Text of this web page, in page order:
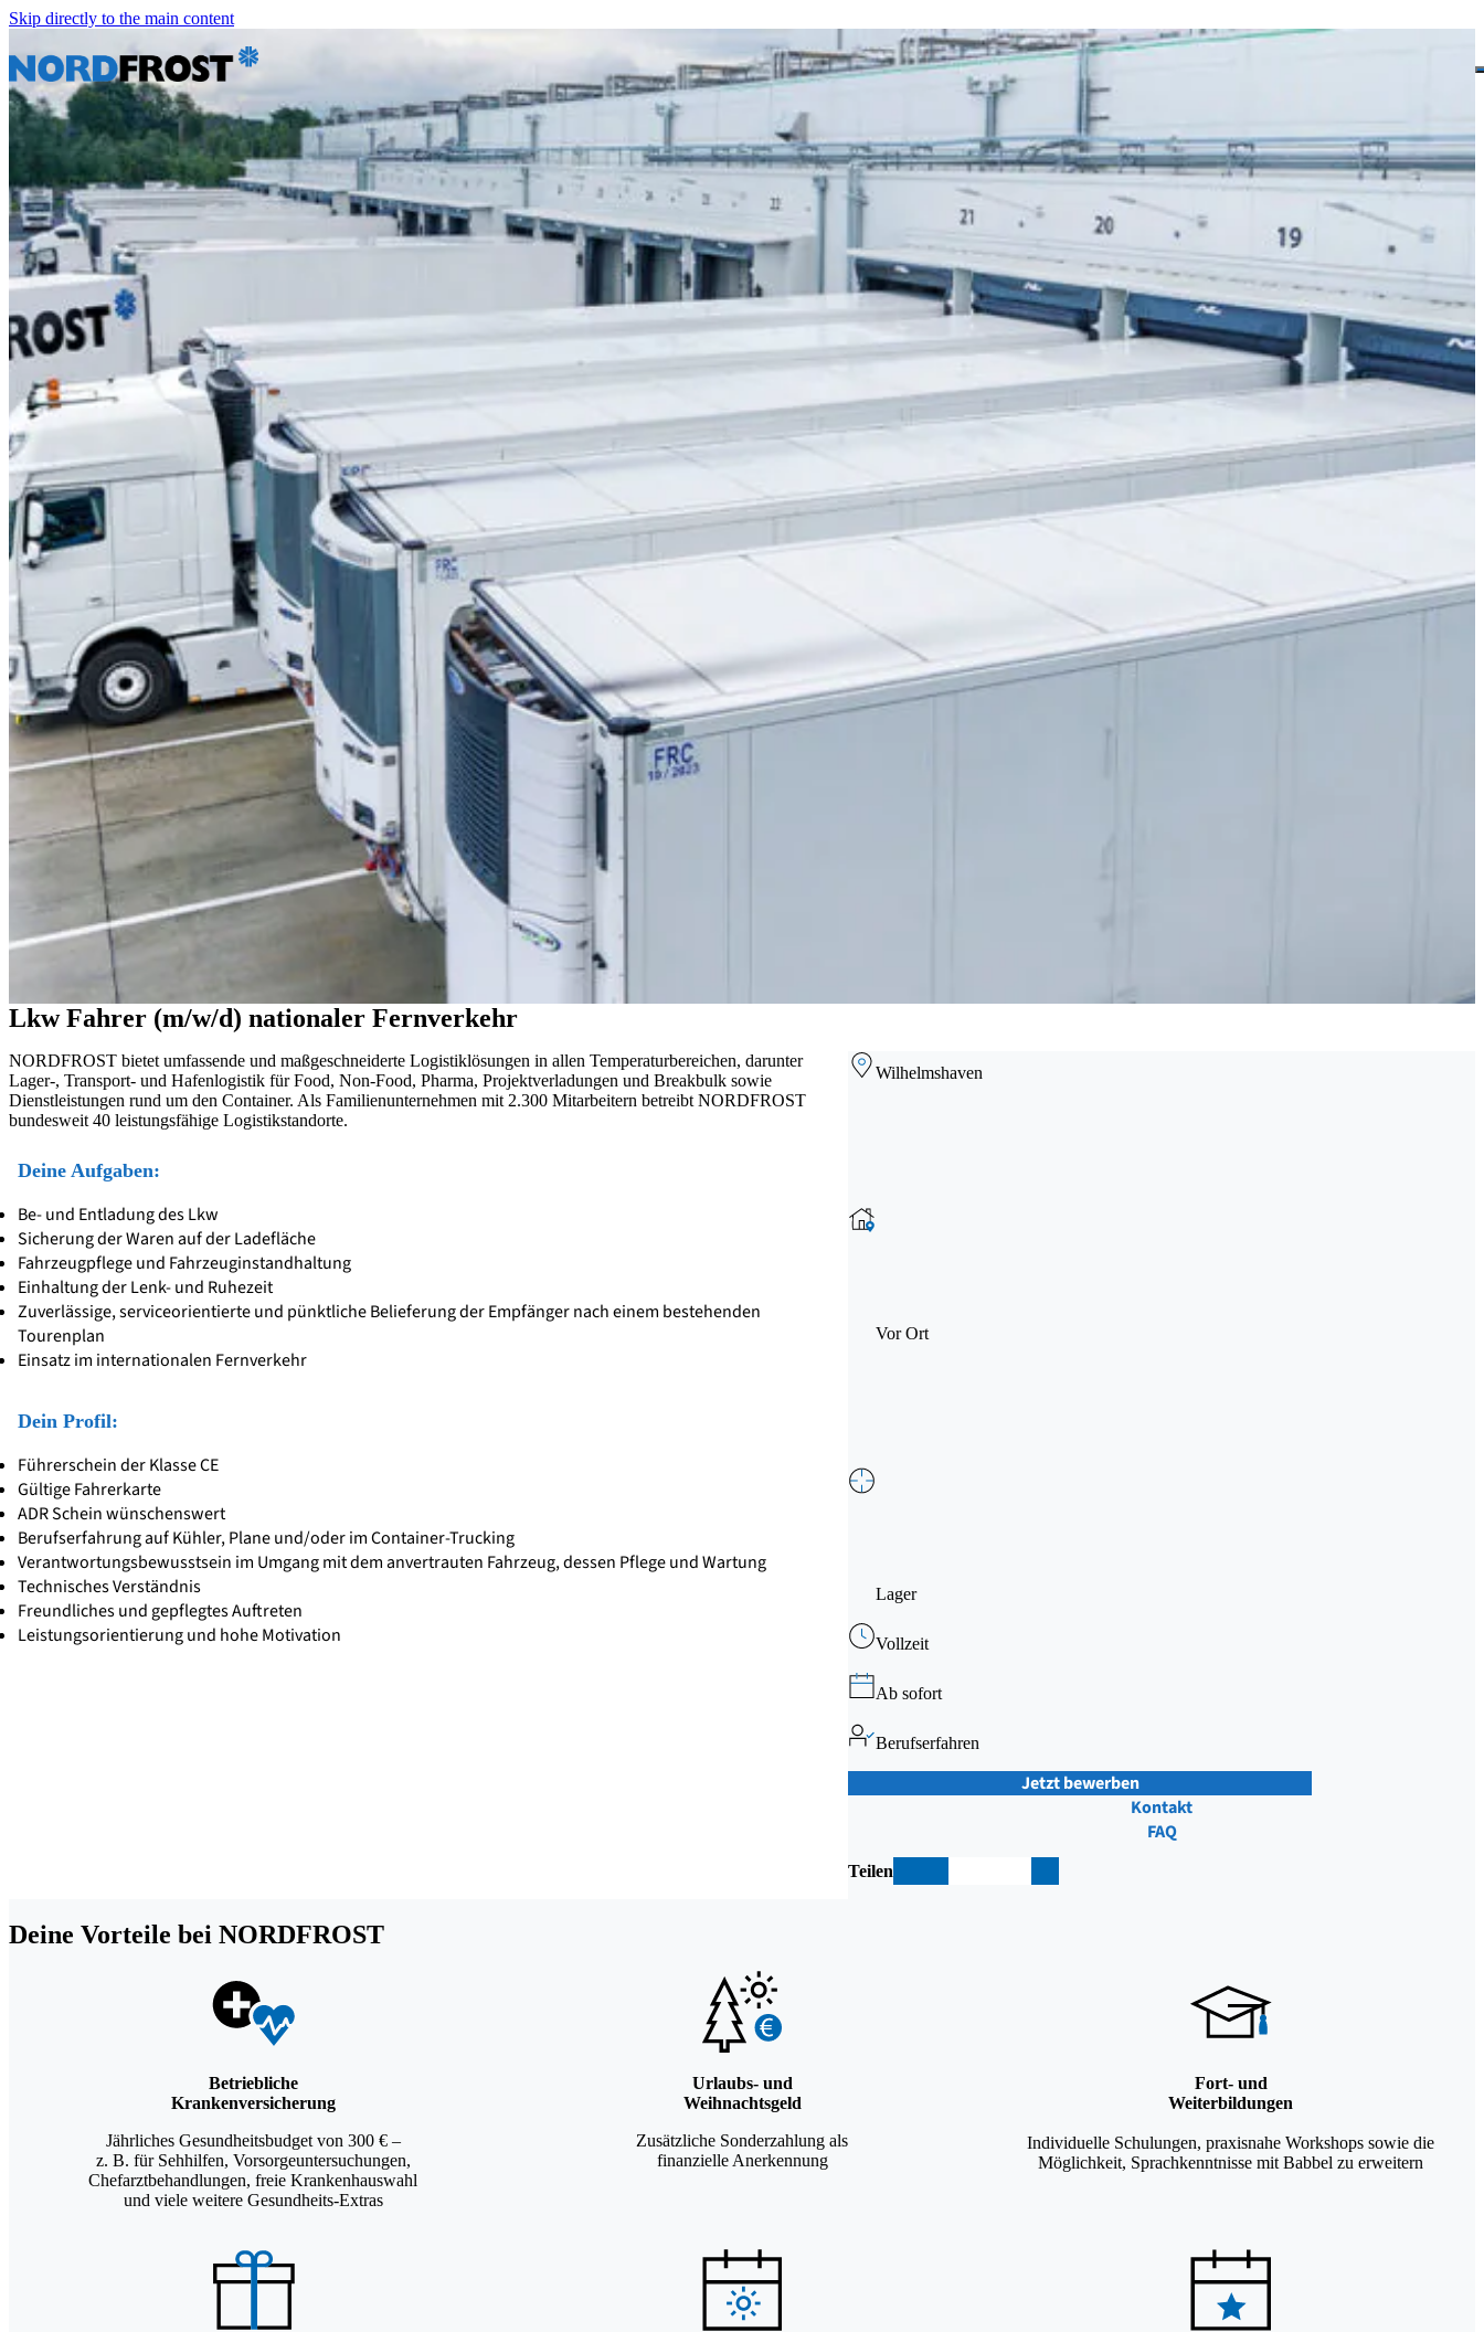
Skip directly to the main content
Lkw Fahrer (m/w/d) nationaler Fernverkehr
NORDFROST bietet umfassende und maßgeschneiderte Logistiklösungen in allen Temperaturbereichen, darunter
Lager-, Transport- und Hafenlogistik für Food, Non-Food, Pharma, Projektverladungen und Breakbulk sowie
Dienstleistungen rund um den Container. Als Familienunternehmen mit 2.300 Mitarbeitern betreibt NORDFROST
bundesweit 40 leistungsfähige Logistikstandorte.
Deine Aufgaben:
Be- und Entladung des Lkw
Sicherung der Waren auf der Ladefläche
Fahrzeugpflege und Fahrzeuginstandhaltung
Einhaltung der Lenk- und Ruhezeit
Zuverlässige, serviceorientierte und pünktliche Belieferung der Empfänger nach einem bestehenden
Tourenplan
Einsatz im internationalen Fernverkehr
Dein Profil:
Führerschein der Klasse CE
Gültige Fahrerkarte
ADR Schein wünschenswert
Berufserfahrung auf Kühler, Plane und/oder im Container-Trucking
Verantwortungsbewusstsein im Umgang mit dem anvertrauten Fahrzeug, dessen Pflege und Wartung
Technisches Verständnis
Freundliches und gepflegtes Auftreten
Leistungsorientierung und hohe Motivation
Wilhelmshaven
Vor Ort
Lager
Vollzeit
Ab sofort
Berufserfahren
Jetzt bewerben
Kontakt
FAQ
Teilen
Deine Vorteile bei NORDFROST
Betriebliche
Krankenversicherung
Jährliches Gesundheitsbudget von 300 € –
z. B. für Sehhilfen, Vorsorgeuntersuchungen,
Chefarztbehandlungen, freie Krankenhauswahl
und viele weitere Gesundheits-Extras
Urlaubs- und
Weihnachtsgeld
Zusätzliche Sonderzahlung als
finanzielle Anerkennung
Fort- und
Weiterbildungen
Individuelle Schulungen, praxisnahe Workshops sowie die
Möglichkeit, Sprachkenntnisse mit Babbel zu erweitern